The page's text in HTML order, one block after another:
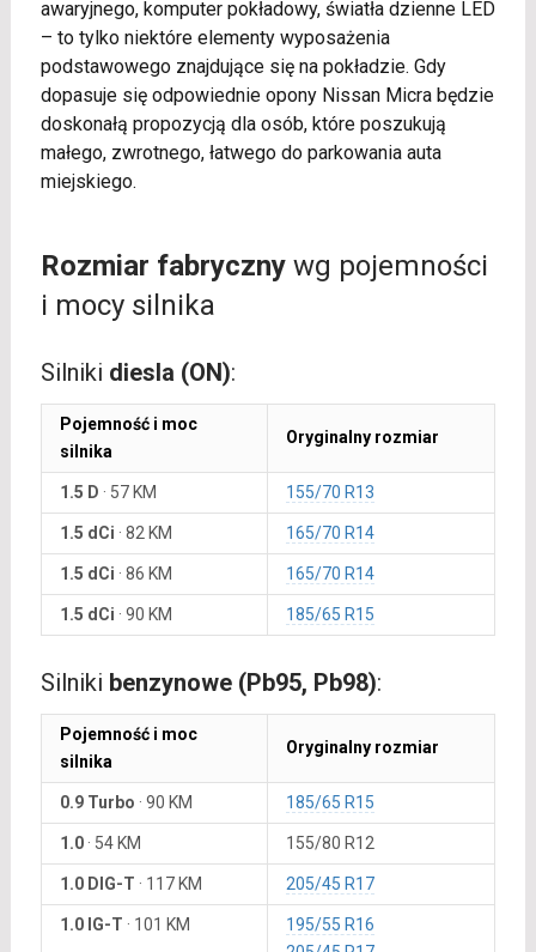
awaryjnego, komputer pokładowy, światła dzienne LED
– to tylko niektóre elementy wyposażenia
podstawowego znajdujące się na pokładzie. Gdy
dopasuje się odpowiednie opony Nissan Micra będzie
doskonałą propozycją dla osób, które poszukują
małego, zwrotnego, łatwego do parkowania auta
miejskiego.
Rozmiar fabrycznywg pojemności
i mocy silnika
Silniki diesla (ON):
Pojemność i moc
silnika
Oryginalny rozmiar
1.5 D · 57 KM 155/70 R13
1.5 dCi · 82 KM 165/70 R14
1.5 dCi · 86 KM 165/70 R14
1.5 dCi · 90 KM 185/65 R15
Silniki benzynowe (Pb95, Pb98):
Pojemność i moc
silnika
Oryginalny rozmiar
0.9 Turbo · 90 KM 185/65 R15
1.0· 54 KM 155/80 R12
1.0 DIG-T · 117 KM 205/45 R17
1.0 IG-T · 101 KM
195/55 R16